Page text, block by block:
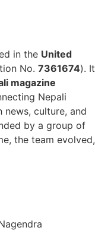
in the United
No. 7361674). It
magazine
Nepali
culture, and
by a group of
the team evolved,